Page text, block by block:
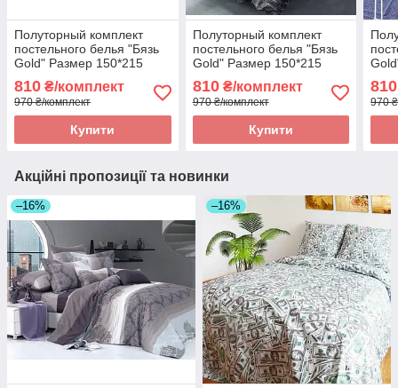
Полуторный комплект
постельного белья "Бязь
Gold" Размер 150*215
810 ₴/комплект
970 ₴/комплект
Купити
Полуторный комплект
постельного белья "Бязь
Gold" Размер 150*215
810₴/комплект
970 ₴/комплект
Купити
810
970
Акційні пропозиції та новинки
–16% –16%